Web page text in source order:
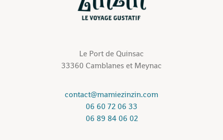
Le Port de Quinsac
33360 Camblanes et Meynac
contact@mamiezinzin.com
06 60 72 06 33
06 89 84 06 02